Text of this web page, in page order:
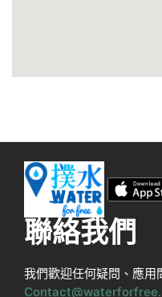
聯絡我們
我們歡迎任何疑問、應用